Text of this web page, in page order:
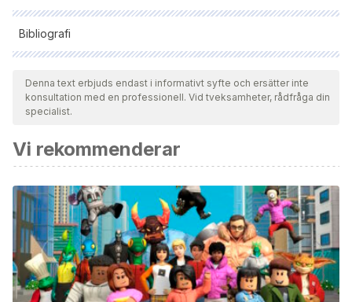
Bibliografi
Samtliga citerade källor har granskats noggrant av vårt team
för att säkerställa deras kvalitet, tillförlitlighet, aktualitet och
giltighet. Bibliografin för denna artikel ansågs vara tillförlitlig
Carta, I., Chen, C. H., Schott, A. L., Dorizan, S., &
Khodakhah, K. (2019). Cerebellar modulation of the reward
circuitry and social behavior.Science 363(6424),
eaav0581.
Cherry, K. (2022, 19 de agosto). What is the cerebellum.
Verywellmind. https://www.verywellmind.com/what-is-the-
cerebellum-
Denna text erbjuds endast i informativt syfte och ersätter inte
konsultation med en professionell. Vid tveksamheter, rådfråga din
specialist.
Vi rekommenderar